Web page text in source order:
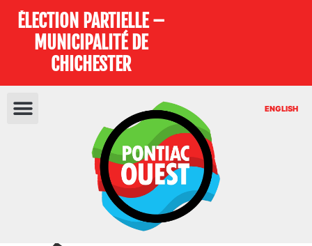
ÉLECTION PARTIELLE –
MUNICIPALITÉ DE
CHICHESTER
ENGLISH